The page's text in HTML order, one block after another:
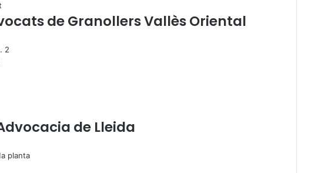
de Granollers Vallès Oriental
2
de Lleida
planta